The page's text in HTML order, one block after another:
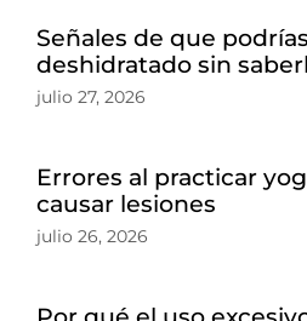
Señales de que
deshidratado sin
julio 27, 2026
Errores al practicar
causar lesiones
julio 26, 2026